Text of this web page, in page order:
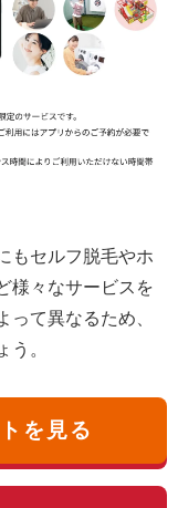
もセルフ脱毛やホ
様々なサービスを
て異なるため、
う。
を見る